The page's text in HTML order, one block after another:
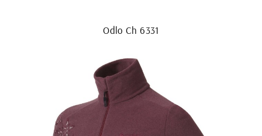
Odlo Ch 6331